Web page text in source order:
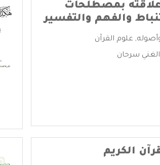
بمصطلحات
والفهم والتفسير
, علوم القرآن
سرحان
الكريم